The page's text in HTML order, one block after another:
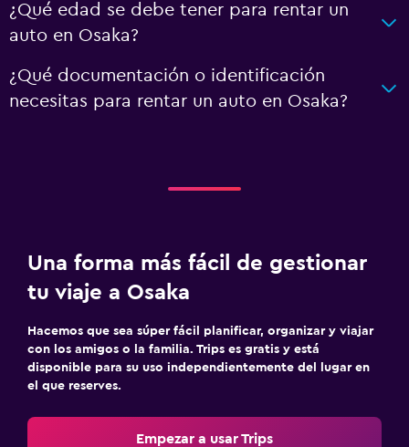
¿Qué edad se debe tener para rentar un
auto en Osaka?
¿Qué documentación o identificación
necesitas para rentar un auto en Osaka?
Una forma más fácil de gestionar
tu viaje a Osaka
Hacemos que sea súper fácil planificar, organizar y viajar
con los amigos o la familia. Trips es gratis y está
disponible para su uso independientemente del lugar en
el que reserves.
Empezar a usar Trips